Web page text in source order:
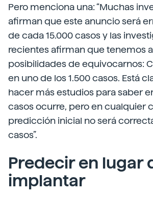
Pero menciona una: “Muchas
afirman que este anuncio será
de cada 15.000 casos y las
recientes afirman que tenemos
posibilidades de equivocarnos:
en uno de los 1.500 casos. Está
hacer más estudios para saber
casos ocurre, pero en cualquier
predicción inicial no será
casos”.
Predecir en lugar
implantar